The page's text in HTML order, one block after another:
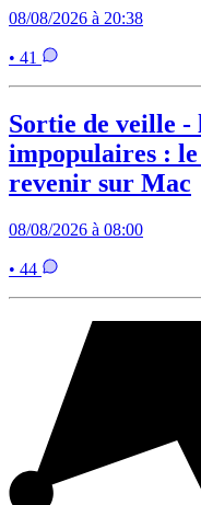
08/08/2026 à 20:38
• 41
Sortie de veille -
impopulaires :
revenir sur Mac
08/08/2026 à 08:00
• 44